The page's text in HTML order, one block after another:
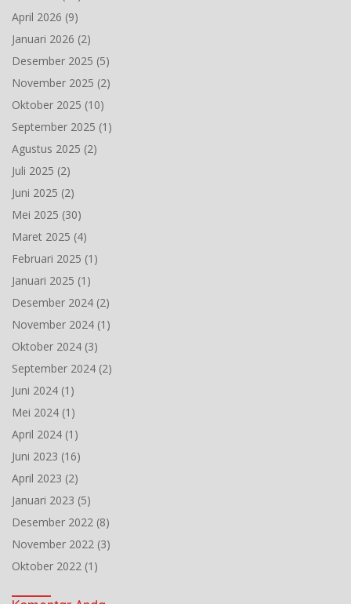
April 2026 (9)
Januari 2026 (2)
Desember 2025 (5)
November 2025 (2)
Oktober 2025 (10)
September 2025 (1)
Agustus 2025 (2)
Juli 2025 (2)
Juni 2025 (2)
Mei 2025 (30)
Maret 2025 (4)
Februari 2025 (1)
Januari 2025 (1)
Desember 2024 (2)
November 2024 (1)
Oktober 2024 (3)
September 2024 (2)
Juni 2024 (1)
Mei 2024 (1)
April 2024 (1)
Juni 2023 (16)
April 2023 (2)
Januari 2023 (5)
Desember 2022 (8)
November 2022 (3)
Oktober 2022 (1)